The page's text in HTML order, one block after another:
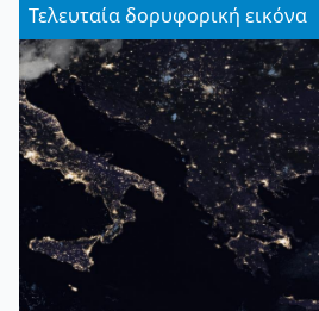
Τελευταία δορυφορική εικόνα